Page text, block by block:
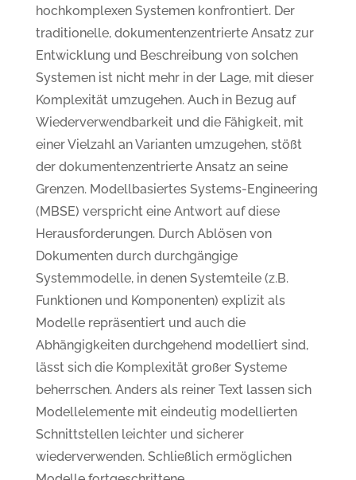
hochkomplexen Systemen konfrontiert. Der
traditionelle, dokumentenzentrierte Ansatz zur
Entwicklung und Beschreibung von solchen
Systemen ist nicht mehr in der Lage, mit dieser
Komplexität umzugehen. Auch in Bezug auf
Wiederverwendbarkeit und die Fähigkeit, mit
einer Vielzahl an Varianten umzugehen, stößt
der dokumentenzentrierte Ansatz an seine
Grenzen. Modellbasiertes Systems-Engineering
(MBSE) verspricht eine Antwort auf diese
Herausforderungen. Durch Ablösen von
Dokumenten durch durchgängige
Systemmodelle, in denen Systemteile (z.B.
Funktionen und Komponenten) explizit als
Modelle repräsentiert und auch die
Abhängigkeiten durchgehend modelliert sind,
lässt sich die Komplexität großer Systeme
beherrschen. Anders als reiner Text lassen sich
Modellelemente mit eindeutig modellierten
Schnittstellen leichter und sicherer
wiederverwenden. Schließlich ermöglichen